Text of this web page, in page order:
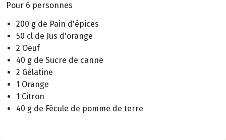
Pour 6 personnes
200 g de Pain d'épices
50 cl de Jus d'orange
2 Oeuf
40 g de Sucre de canne
2 Gélatine
1 Orange
1 Citron
40 g de Fécule de pomme de terre